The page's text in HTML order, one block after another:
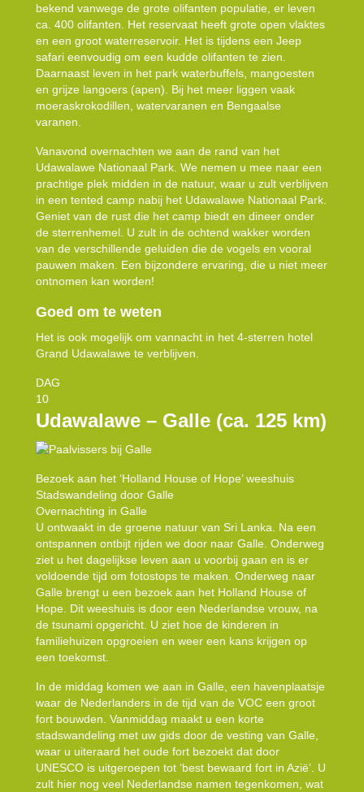
bekend vanwege de grote olifanten populatie, er leven
ca. 400 olifanten. Het reservaat heeft grote open vlaktes
en een groot waterreservoir. Het is tijdens een Jeep
safari eenvoudig om een kudde olifanten te zien.
Daarnaast leven in het park waterbuffels, mangoesten
en grijze langoers (apen). Bij het meer liggen vaak
moeraskrokodillen, watervaranen en Bengaalse
varanen.
Vanavond overnachten we aan de rand van het
Udawalawe Nationaal Park. We nemen u mee naar een
prachtige plek midden in de natuur, waar u zult verblijven
in een tented camp nabij het Udawalawe Nationaal Park.
Geniet van de rust die het camp biedt en dineer onder
de sterrenhemel. U zult in de ochtend wakker worden
van de verschillende geluiden die de vogels en vooral
pauwen maken. Een bijzondere ervaring, die u niet meer
ontnomen kan worden!
Goed om te weten
Het is ook mogelijk om vannacht in het 4-sterren hotel
Grand Udawalawe te verblijven.
DAG
10
Udawalawe – Galle (ca. 125 km)
Bezoek aan het ‘Holland House of Hope’ weeshuis
Stadswandeling door Galle
Overnachting in Galle
U ontwaakt in de groene natuur van Sri Lanka. Na een
ontspannen ontbijt rijden we door naar Galle. Onderweg
ziet u het dagelijkse leven aan u voorbij gaan en is er
voldoende tijd om fotostops te maken. Onderweg naar
Galle brengt u een bezoek aan het Holland House of
Hope. Dit weeshuis is door een Nederlandse vrouw, na
de tsunami opgericht. U ziet hoe de kinderen in
familiehuizen opgroeien en weer een kans krijgen op
een toekomst.
In de middag komen we aan in Galle, een havenplaatsje
waar de Nederlanders in de tijd van de VOC een groot
fort bouwden. Vanmiddag maakt u een korte
stadswandeling met uw gids door de vesting van Galle,
waar u uiteraard het oude fort bezoekt dat door
UNESCO is uitgeroepen tot ‘best bewaard fort in Azië’. U
zult hier nog veel Nederlandse namen tegenkomen, wat